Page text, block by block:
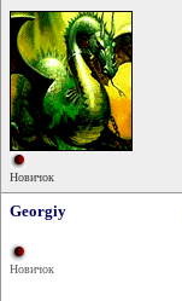
Новичок
Georgiy
Новичок